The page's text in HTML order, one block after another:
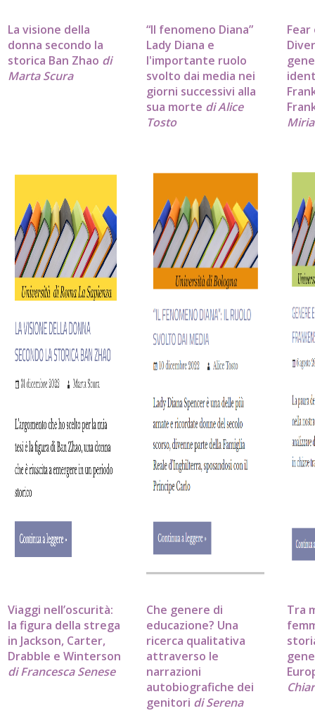
La visione della
donna secondo la
storica Ban Zhao di
Marta Scura
“Il fenomeno Diana”
Lady Diana e
l'importante ruolo
svolto dai media nei
giorni successivi alla
sua morte di Alice
Tosto
Viaggi nell’oscurità:
la figura della strega
in Jackson, Carter,
Drabble e Winterson
di Francesca Senese
Che genere di
educazione? Una
ricerca qualitativa
attraverso le
narrazioni
autobiografiche dei
genitori di Serena
Tra